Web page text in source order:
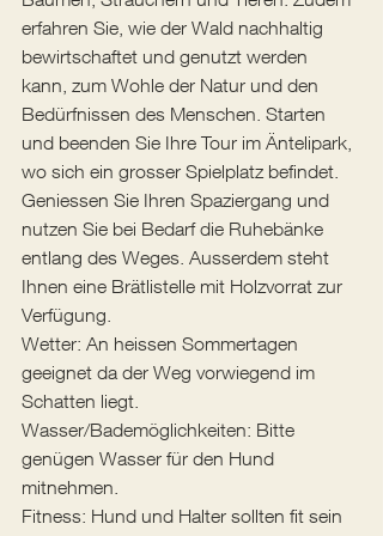
erfahren Sie, wie der Wald nachhaltig
bewirtschaftet und genutzt werden
kann, zum Wohle der Natur und den
Bedürfnissen des Menschen. Starten
und beenden Sie Ihre Tour im Äntelipark,
wo sich ein grosser Spielplatz befindet.
Geniessen Sie Ihren Spaziergang und
nutzen Sie bei Bedarf die Ruhebänke
entlang des Weges. Ausserdem steht
Ihnen eine Brätlistelle mit Holzvorrat zur
Verfügung.
Wetter: An heissen Sommertagen
geeignet da der Weg vorwiegend im
Schatten liegt.
Wasser/Bademöglichkeiten: Bitte
genügen Wasser für den Hund
mitnehmen.
Fitness: Hund und Halter sollten fit sein